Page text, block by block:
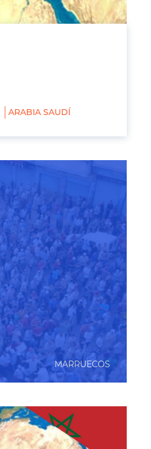
ARABIA SAUDÍ
MARRUECOS